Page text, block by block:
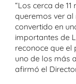
“Los cerca de
queremos ver
convertido en
importantes de
reconoce que el
uno de los más
afirmó el